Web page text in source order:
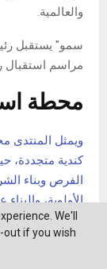
والعالمية.
سمو" يستقبل
مراسم استقبال
محطة
ويمثل المنتدى
كندية متجددة،
الفرص وبناء
الأولوية،
تتجه نحو تعزيز
المتكاملة
We'll
if you wish.